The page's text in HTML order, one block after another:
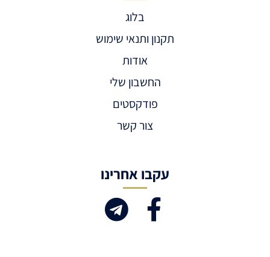
בלוג
תקנון ותנאי שימוש
אודות
החשבון שלי
פודקסטים
צור קשר
עקבו אחרינו